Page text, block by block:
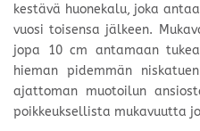
kestävä huonekalu, joka
vuosi toisensa jälkeen.
jopa 10 cm antamaan
hieman pidemmän
ajattoman muotoilun
poikkeuksellista mukavuutta